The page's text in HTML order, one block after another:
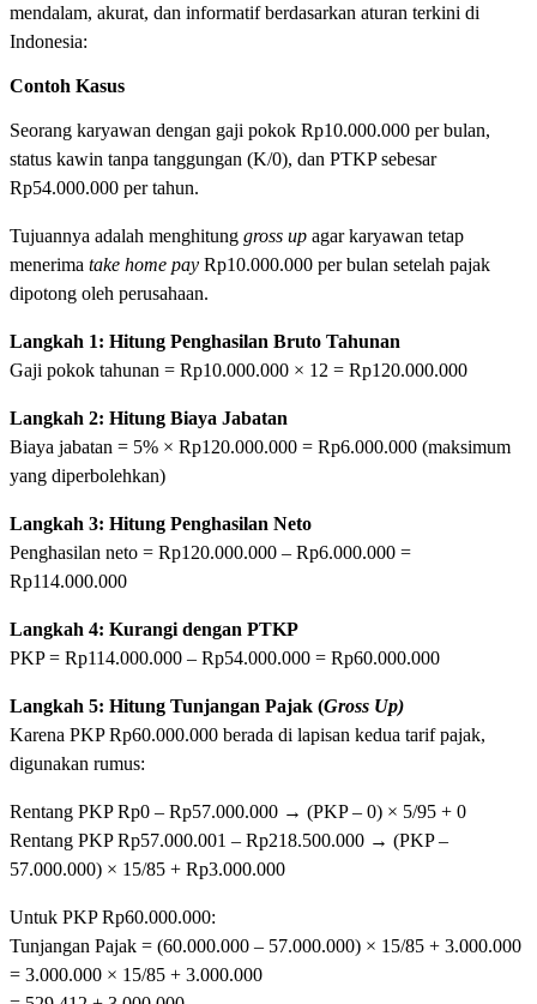
mendalam, akurat, dan informatif berdasarkan aturan terkini di
Indonesia:
Contoh Kasus
Seorang karyawan dengan gaji pokok Rp10.000.000 per bulan,
status kawin tanpa tanggungan (K/0), dan PTKP sebesar
Rp54.000.000 per tahun.
Tujuannya adalah menghitung gross up agar karyawan tetap
menerima take home pay Rp10.000.000 per bulan setelah pajak
dipotong oleh perusahaan.
Langkah 1: Hitung Penghasilan Bruto Tahunan
Gaji pokok tahunan = Rp10.000.000 × 12 = Rp120.000.000
Langkah 2: Hitung Biaya Jabatan
Biaya jabatan = 5% × Rp120.000.000 = Rp6.000.000 (maksimum
yang diperbolehkan)
Langkah 3: Hitung Penghasilan Neto
Penghasilan neto = Rp120.000.000 – Rp6.000.000 =
Rp114.000.000
Langkah 4: Kurangi dengan PTKP
PKP = Rp114.000.000 – Rp54.000.000 = Rp60.000.000
Langkah 5: Hitung Tunjangan Pajak (Gross Up)
Karena PKP Rp60.000.000 berada di lapisan kedua tarif pajak,
digunakan rumus:
Rentang PKP Rp0 – Rp57.000.000 → (PKP – 0) × 5/95 + 0
Rentang PKP Rp57.000.001 – Rp218.500.000 → (PKP –
57.000.000) × 15/85 + Rp3.000.000
Untuk PKP Rp60.000.000:
Tunjangan Pajak = (60.000.000 – 57.000.000) × 15/85 + 3.000.000
= 3.000.000 × 15/85 + 3.000.000